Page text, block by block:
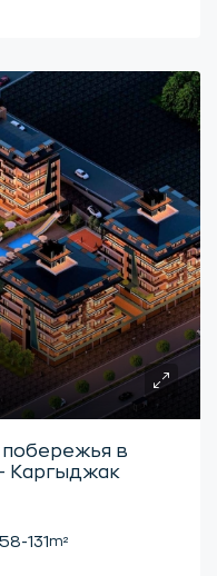
побережья в
Каргыджак
58-131m²